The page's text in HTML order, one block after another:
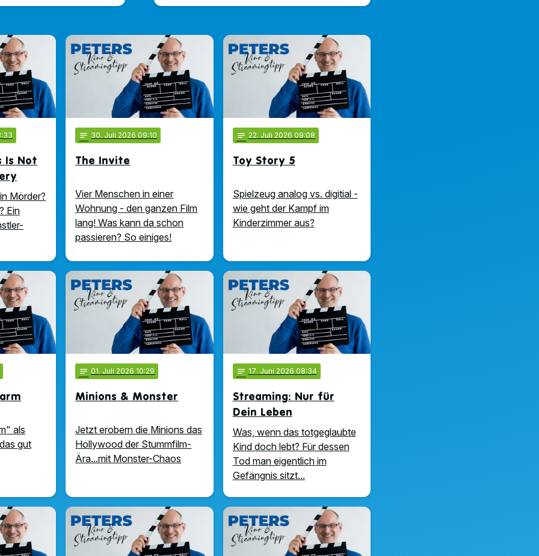
Is Not
Mörder?
Ein
notes 30. Juli 2026 09:10
The Invite
Vier Menschen in einer
Wohnung - den ganzen Film
lang! Was kann da schon
passieren? So einiges!
notes 22. Juli 2026 09:08
Toy Story 5
Spielzeug analog vs. digitial -
wie geht der Kampf im
Kinderzimmer aus?
als
gut
notes 01. Juli 2026 10:29
Minions & Monster
Jetzt erobern die Minions das
Hollywood der Stummfilm-
Ära...mit Monster-Chaos
notes 17. Juni 2026 08:34
Streaming: Nur für
Dein Leben
Was, wenn das totgeglaubte
Kind doch lebt? Für dessen
Tod man eigentlich im
Gefängnis sitzt...